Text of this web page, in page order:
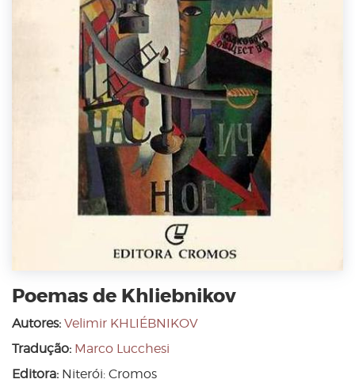
Poemas de Khliebnikov
Autores: Velimir KHLIÉBNIKOV
Tradução: Marco Lucchesi
Editora: Niterói: Cromos